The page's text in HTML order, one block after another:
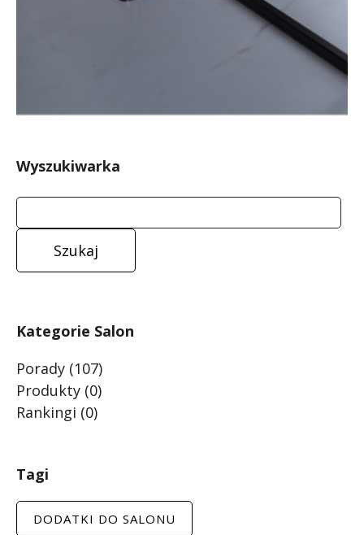
Wyszukiwarka
Kategorie Salon
Porady (107)
Produkty (0)
Rankingi (0)
Tagi
DODATKI DO SALONU